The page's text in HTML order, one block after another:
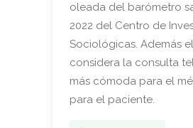
oleada del barómetro
2022 del Centro de
Sociológicas. Además el
considera la consulta
más cómoda para el
para el paciente.